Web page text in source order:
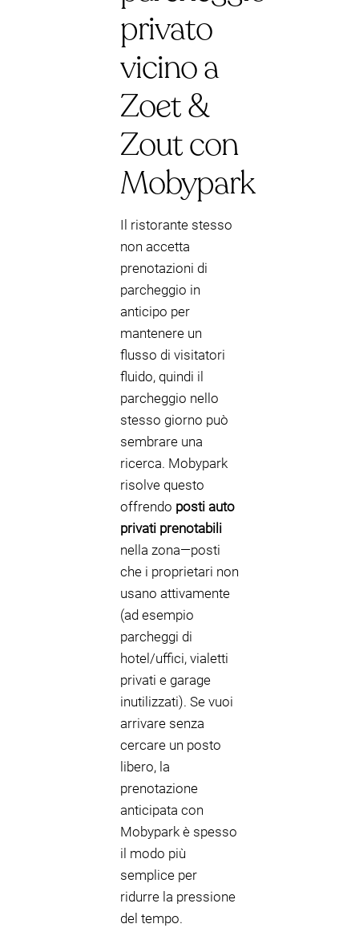
privato
vicino a
Zoet &
Zout con
Mobypark
Il ristorante stesso
non accetta
prenotazioni di
parcheggio in
anticipo per
mantenere un
flusso di visitatori
fluido, quindi il
parcheggio nello
stesso giorno può
sembrare una
ricerca. Mobypark
risolve questo
offrendo posti auto
privati prenotabili
nella zona—posti
che i proprietari non
usano attivamente
(ad esempio
parcheggi di
hotel/uffici, vialetti
privati e garage
inutilizzati). Se vuoi
arrivare senza
cercare un posto
libero, la
prenotazione
anticipata con
Mobypark è spesso
il modo più
semplice per
ridurre la pressione
del tempo.